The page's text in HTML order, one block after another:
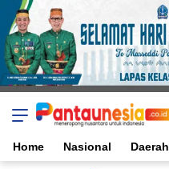
Home Nasional Daerah